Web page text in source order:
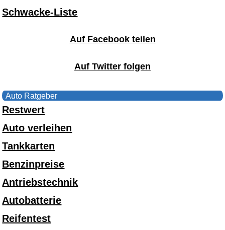
Schwacke-Liste
Auf Facebook teilen
Auf Twitter folgen
Auto Ratgeber
Restwert
Auto verleihen
Tankkarten
Benzinpreise
Antriebstechnik
Autobatterie
Reifentest